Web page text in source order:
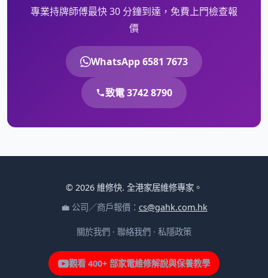
專業持牌師傅最快 30 分鐘到達，免費上門檢查報
價
WhatsApp 6581 7673
致電 3742 8790
© 2026 維修快. 全港家居維修專家。
💼 公司／商戶報價： cs@gahk.com.hk
關於我們 · 聯絡我們 · 私隱政策
觀看 400+ 部家電維修解說與保養教學